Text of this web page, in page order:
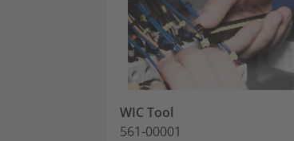
WIC Tool
561-00001